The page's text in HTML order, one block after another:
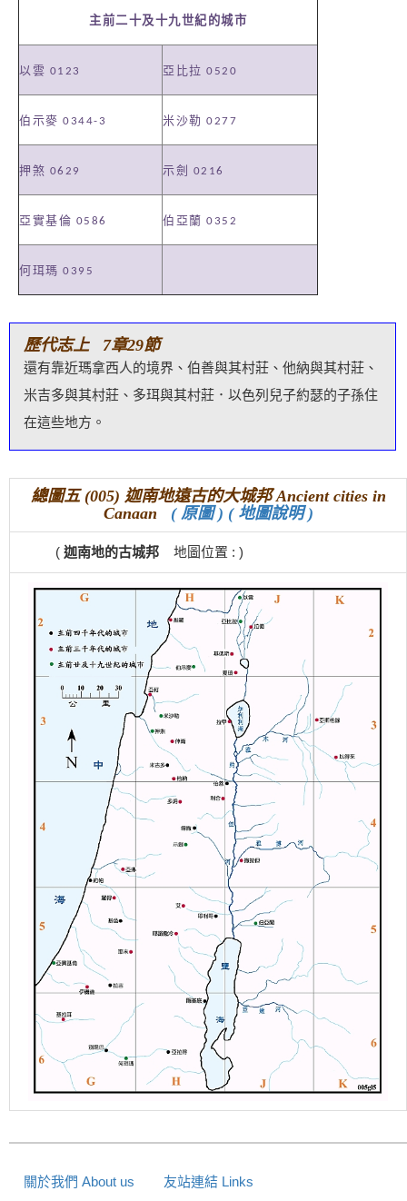
主前二十及十九世紀的城市
以雲 0123 亞比拉 0520
伯示麥 0344-3 米沙勒 0277
押煞 0629 示劍 0216
亞實基倫 0586 伯亞蘭 0352
何珥瑪 0395
歷代志上 7章29節
還有靠近瑪拿西人的境界、伯善與其村莊、他納與其村莊、
米吉多與其村莊、多珥與其村莊．以色列兒子約瑟的子孫住
在這些地方。
總圖五 (005) 迦南地遠古的大城邦 Ancient cities in
Canaan ( 原圖 ) ( 地圖說明 )
( 迦南地的古城邦 地圖位置 : )
關於我們 About us 友站連結 Links